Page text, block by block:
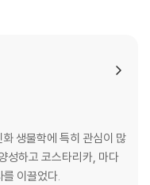
는 먹이 60 / 장에서 살아가
에너지 77 / 발효 에너지 78
/ 기체 교환 82 / 숨 쉬는 관
류의 폐 88 / 산소 운반하기
로: 잎의 공기구멍 94 / 체온
생물학에 특히 관심이 많
성하고 코스타리카, 마다
이끌었다.